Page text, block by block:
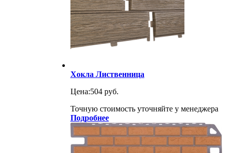
Хокла Лиственница
Цена:504 руб.
Точную стоимость уточняйте у менеджера
Подробнее